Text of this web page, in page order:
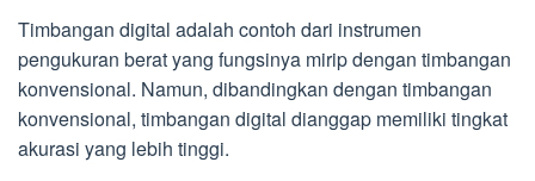
Timbangan digital adalah contoh dari instrumen
pengukuran berat yang fungsinya mirip dengan timbangan
konvensional. Namun, dibandingkan dengan timbangan
konvensional, timbangan digital dianggap memiliki tingkat
akurasi yang lebih tinggi.